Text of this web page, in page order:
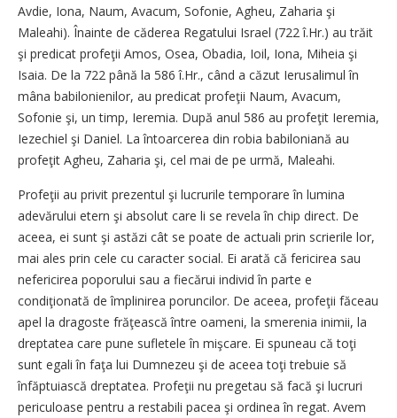
Avdie, Iona, Naum, Avacum, Sofonie, Agheu, Zaharia şi
Maleahi). Înainte de căderea Regatului Israel (722 î.Hr.) au trăit
şi predicat profeţii Amos, Osea, Obadia, Ioil, Iona, Miheia şi
Isaia. De la 722 până la 586 î.Hr., când a căzut Ierusalimul în
mâna babilonienilor, au predicat profeţii Naum, Avacum,
Sofonie şi, un timp, Ieremia. După anul 586 au profeţit Ieremia,
Iezechiel şi Daniel. La întoarcerea din robia babiloniană au
profeţit Agheu, Zaharia şi, cel mai de pe urmă, Maleahi.
Profeţii au privit prezentul şi lucrurile temporare în lumina
adevărului etern şi absolut care li se revela în chip direct. De
aceea, ei sunt şi astăzi cât se poate de actuali prin scrierile lor,
mai ales prin cele cu caracter social. Ei arată că fericirea sau
nefericirea poporului sau a fiecărui individ în parte e
condiţionată de împlinirea poruncilor. De aceea, profeţii făceau
apel la dragoste frăţească între oameni, la smerenia inimii, la
dreptatea care pune sufletele în mişcare. Ei spuneau că toţi
sunt egali în faţa lui Dumnezeu şi de aceea toţi trebuie să
înfăptuiască dreptatea. Profeţii nu pregetau să facă şi lucruri
periculoase pentru a restabili pacea şi ordinea în regat. Avem